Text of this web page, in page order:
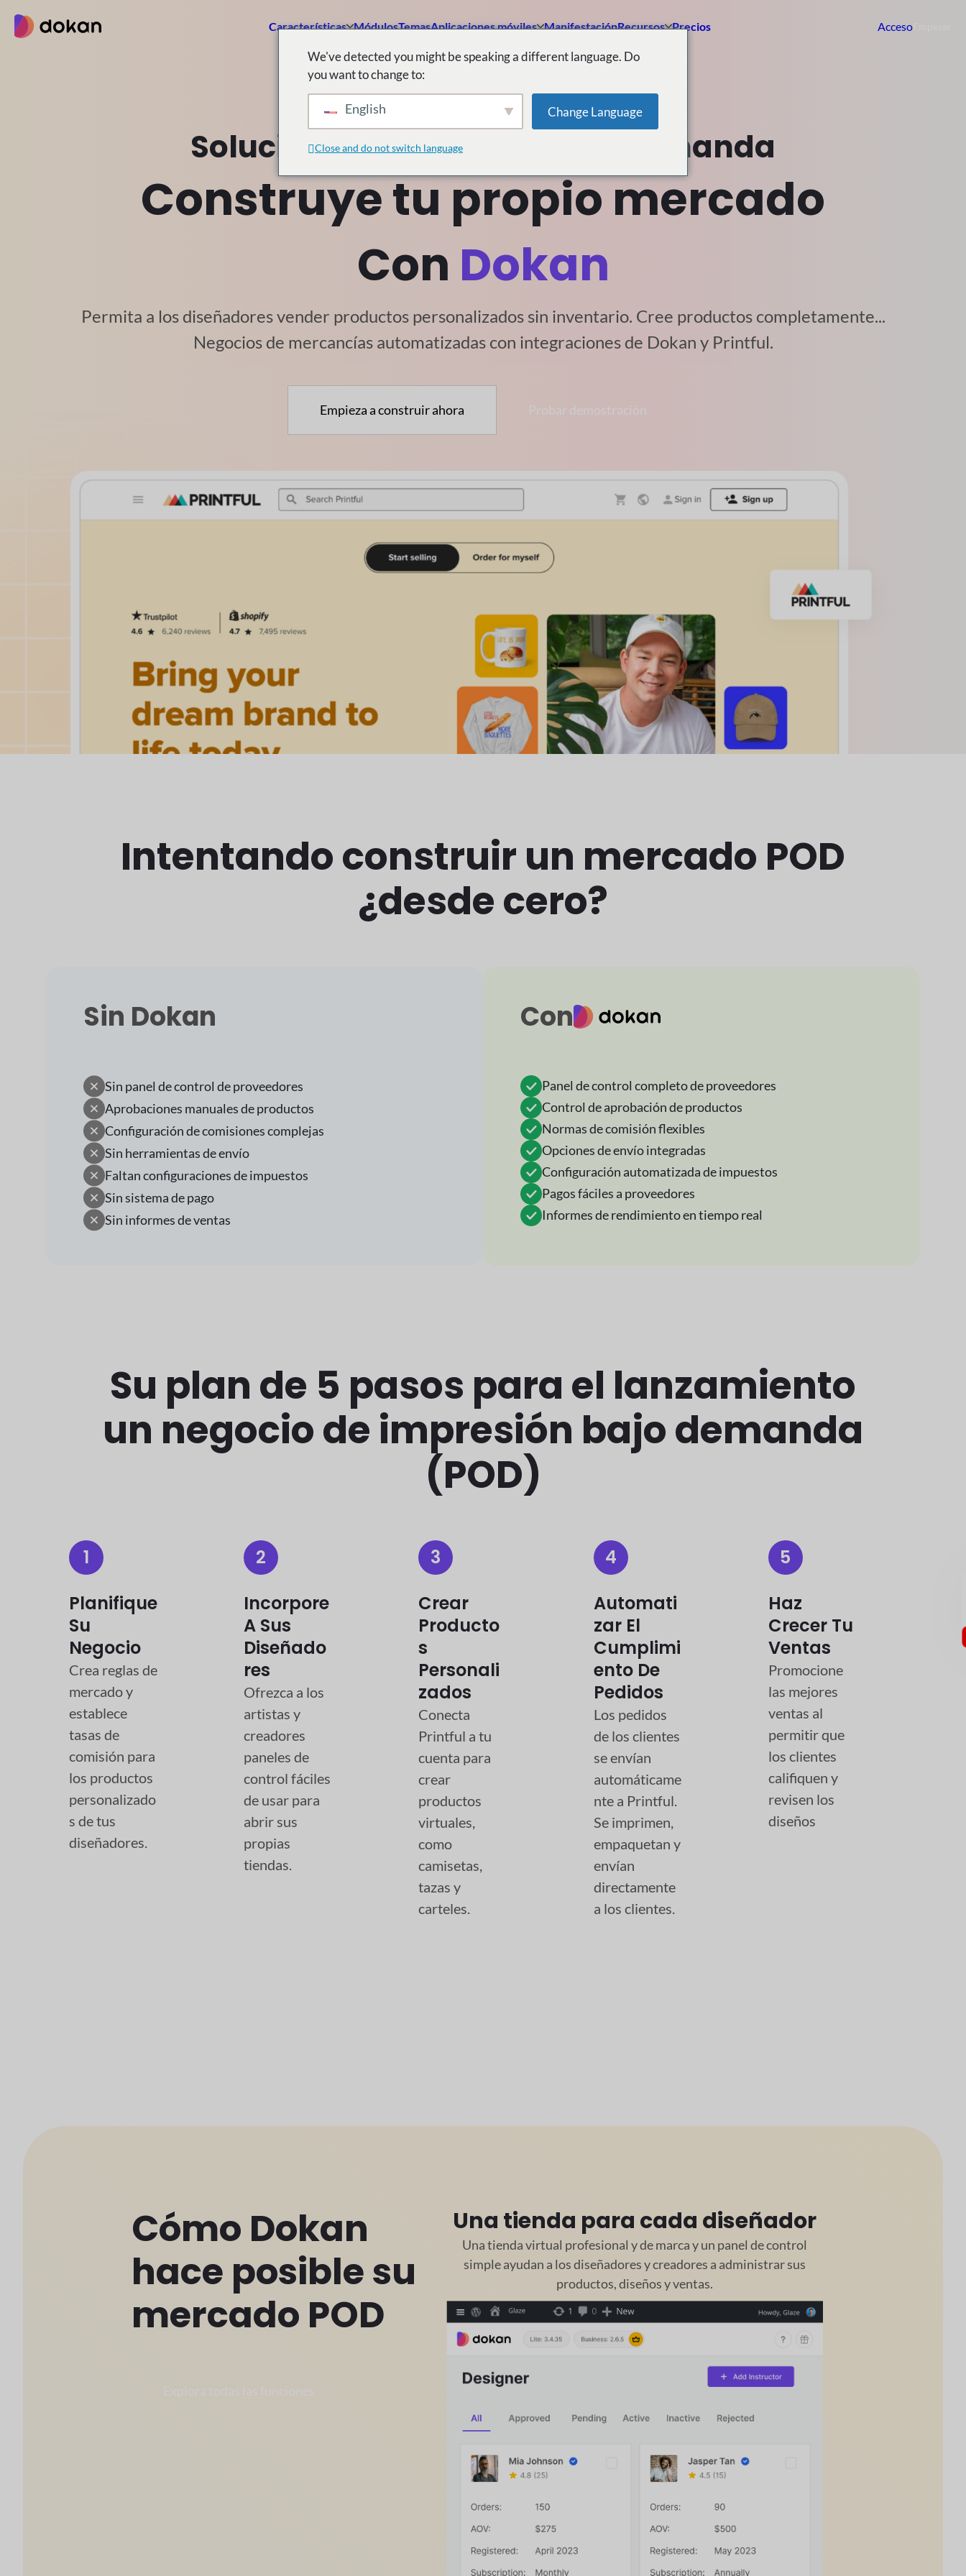
Características MódulosTemasAplicaciones móviles ManifestaciónRecursos Precios Acceso
Solución de impresión bajo demanda
Construye tu propio mercado
Con Dokan
Permita a los diseñadores vender productos personalizados sin inventario. Cree productos completamente...
Negocios de mercancías automatizadas con integraciones de Dokan y Printful.
Empieza a construir ahora
Intentando construir un mercado POD
¿desde cero?
Sin Dokan
Sin panel de control de proveedores
Aprobaciones manuales de productos
Configuración de comisiones complejas
Sin herramientas de envío
Faltan configuraciones de impuestos
Sin sistema de pago
Sin informes de ventas
Con
Panel de control completo de proveedores
Control de aprobación de productos
Normas de comisión flexibles
Opciones de envío integradas
Configuración automatizada de impuestos
Pagos fáciles a proveedores
Informes de rendimiento en tiempo real
Su plan de 5 pasos para el lanzamiento
un negocio de impresión bajo demanda
(POD)
1
Planifique
Su
Negocio
Crea reglas de
mercado y
establece
tasas de
comisión para
los productos
personalizado
s de tus
diseñadores.
2
Incorpore
A Sus
Diseñado
Res
Ofrezca a los
artistas y
creadores
paneles de
control fáciles
de usar para
abrir sus
propias
tiendas.
3
Crear
Producto
S
Personali
Zados
Conecta
Printful a tu
cuenta para
crear
productos
virtuales,
como
camisetas,
tazas y
carteles.
4
Automati
Zar El
Cumplimi
Ento De
Pedidos
Los pedidos
de los clientes
se envían
automáticame
nte a Printful.
Se imprimen,
empaquetan y
envían
directamente
a los clientes.
5
Haz
Crecer Tu
Ventas
Promocione
las mejores
ventas al
permitir que
los clientes
califiquen y
revisen los
diseños
Cómo Dokan
hace posible su
mercado POD
Una tienda para cada diseñador
Una tienda virtual profesional y de marca y un panel de control
simple ayudan a los diseñadores y creadores a administrar sus
productos, diseños y ventas.
We've detected you might be speaking a different language. Do
you want to change to:
English Change Language
Close and do not switch language